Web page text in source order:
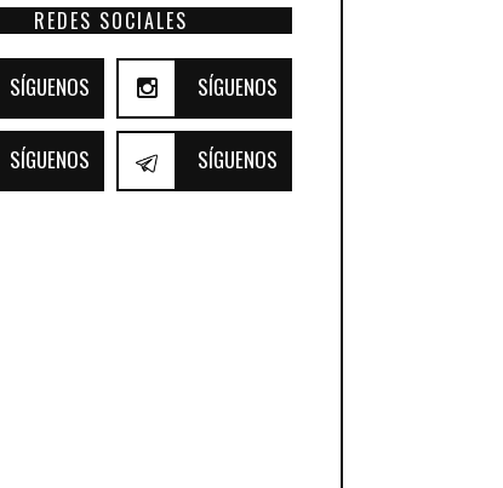
REDES SOCIALES
SÍGUENOS SÍGUENOS
SÍGUENOS SÍGUENOS